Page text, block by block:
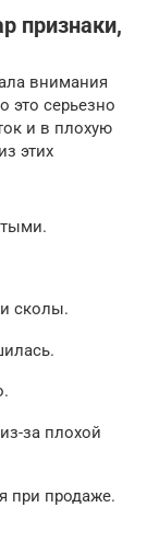
признаки,
внимания
это серьезно
и в плохую
этих
сколы.
за плохой
при продаже.